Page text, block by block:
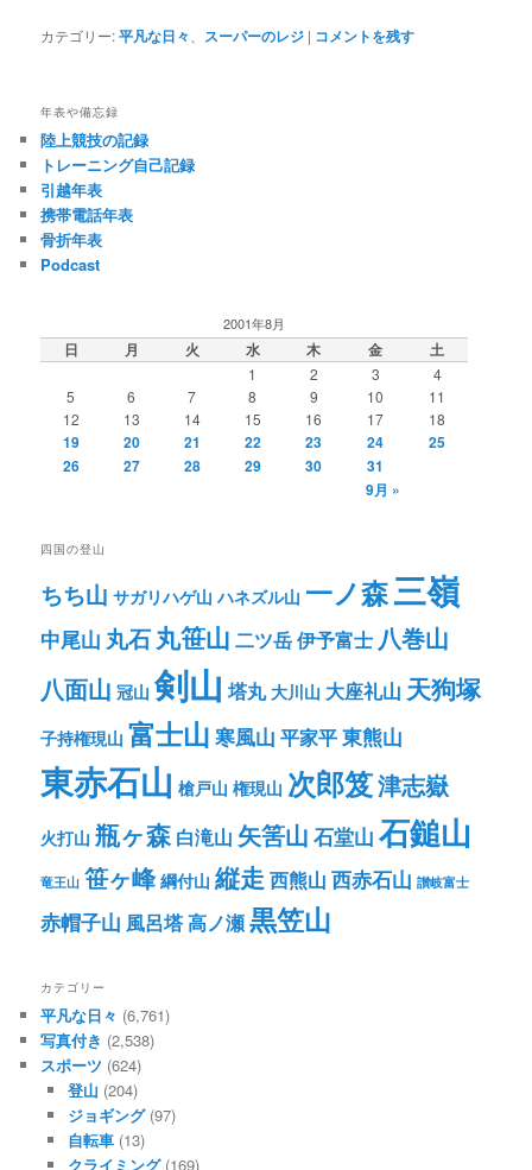
カテゴリー:平凡な日々 スーパーのレジ | コメントを残す
年表や備忘録
陸上競技の記録
トレーニング自己記録
引越年表
携帯電話年表
骨折年表
Podcast
2001年8月
日 月 火 水 木 金 土
1 2 3
4
5
6 7 8 9 10
11
12
13 14 15 16 17 18
19 20 21 22 23 24
25
26
27 28 29 30
31
9月 »
四国の登山
ちち山 サガリハゲ山 ハネズル山 一ノ森三嶺
中尾山 丸石丸笹山 二ツ岳伊予富士 八巻山
八面山 冠山 剣山 塔丸 大川山 大座礼山 天狗塚
子持権現山 富士山 寒風山 平家平東熊山
東赤石山 槍戸山 権現山 次郎笈津志嶽
火打山 瓶ヶ森 白滝山 矢筈山 石堂山 石鎚山
竜王山 笹ヶ峰 綱付山 縦走 西熊山 西赤石山 讃岐富士
赤帽子山 風呂塔高ノ瀬黒笠山
カテゴリー
平凡な日々 (6,761)
写真付き (2,538)
スポーツ (624)
登山 (204)
ジョギング(97)
自転車(13)
クライミング(169)